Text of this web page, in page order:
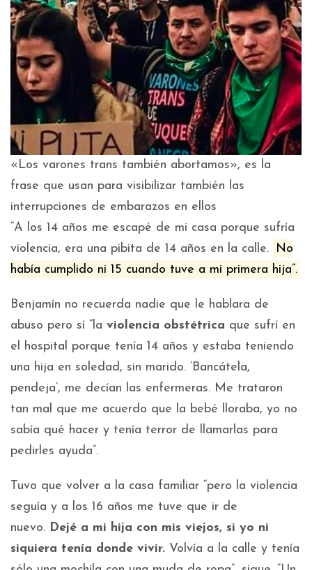
«Los varones trans también abortamos», es la
frase que usan para visibilizar también las
interrupciones de embarazos en ellos
“A los 14 años me escapé de mi casa porque sufría
violencia, era una pibita de 14 años en la calle.
No
había cumplido ni 15 cuando tuve a mi primera hija”.
Benjamín no recuerda nadie que le hablara de
abuso pero sí “la violencia obstétrica que sufrí en
el hospital porque tenía 14 años y estaba teniendo
una hija en soledad, sin marido. ‘Bancátela,
pendeja’, me decían las enfermeras. Me trataron
tan mal que me acuerdo que la bebé lloraba, yo no
sabía qué hacer y tenía terror de llamarlas para
pedirles ayuda”.
Tuvo que volver a la casa familiar “pero la violencia
seguía y a los 16 años me tuve que ir de
nuevo. Dejé a mi hija con mis viejos, si yo ni
siquiera tenía donde vivir. Volvía a la calle y tenía